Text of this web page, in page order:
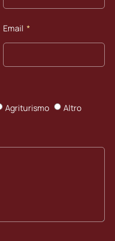
Email
Agriturismo Altro